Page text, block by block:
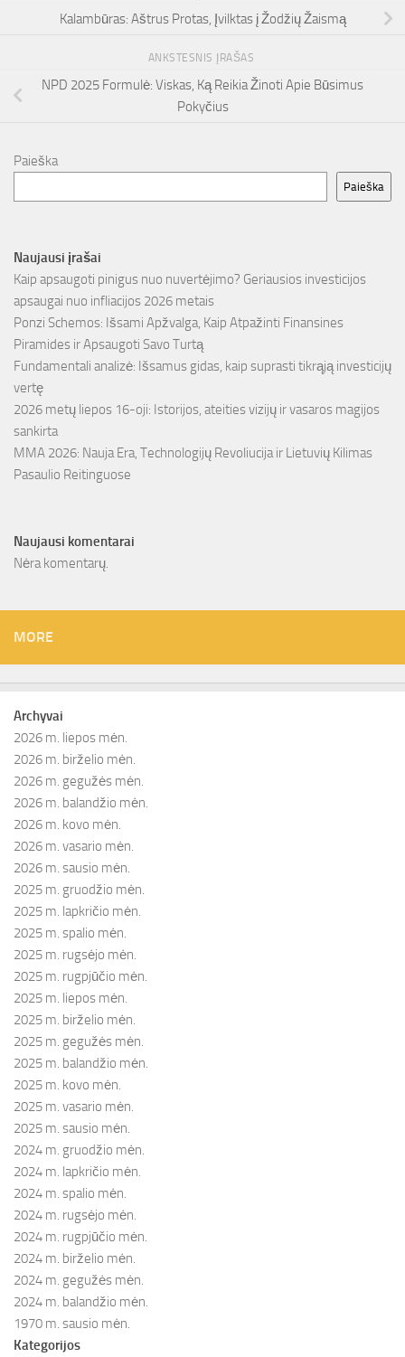
Kalambūras: Aštrus Protas, Įvilktas į Žodžių Žaismą
ANKSTESNIS ĮRAŠAS
NPD 2025 Formulė: Viskas, Ką Reikia Žinoti Apie Būsimus
Pokyčius
Paieška
Paieška
Naujausi įrašai
Kaip apsaugoti pinigus nuo nuvertėjimo? Geriausios investicijos
apsaugai nuo infliacijos 2026 metais
Ponzi Schemos: Išsami Apžvalga, Kaip Atpažinti Finansines
Piramides ir Apsaugoti Savo Turtą
Fundamentali analizė: Išsamus gidas, kaip suprasti tikrąją investicijų
vertę
2026 metų liepos 16-oji: Istorijos, ateities vizijų ir vasaros magijos
sankirta
MMA 2026: Nauja Era, Technologijų Revoliucija ir Lietuvių Kilimas
Pasaulio Reitinguose
Naujausi komentarai
Nėra komentarų.
MORE
Archyvai
2026 m. liepos mėn.
2026 m. birželio mėn.
2026 m. gegužės mėn.
2026 m. balandžio mėn.
2026 m. kovo mėn.
2026 m. vasario mėn.
2026 m. sausio mėn.
2025 m. gruodžio mėn.
2025 m. lapkričio mėn.
2025 m. spalio mėn.
2025 m. rugsėjo mėn.
2025 m. rugpjūčio mėn.
2025 m. liepos mėn.
2025 m. birželio mėn.
2025 m. gegužės mėn.
2025 m. balandžio mėn.
2025 m. kovo mėn.
2025 m. vasario mėn.
2025 m. sausio mėn.
2024 m. gruodžio mėn.
2024 m. lapkričio mėn.
2024 m. spalio mėn.
2024 m. rugsėjo mėn.
2024 m. rugpjūčio mėn.
2024 m. birželio mėn.
2024 m. gegužės mėn.
2024 m. balandžio mėn.
1970 m. sausio mėn.
Kategorijos